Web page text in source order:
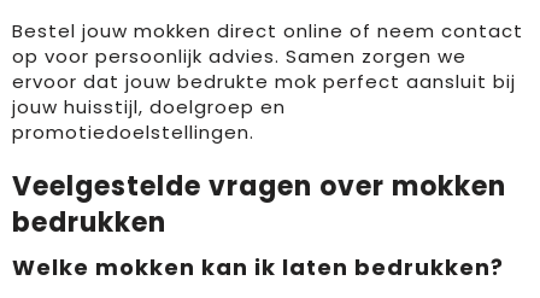
Bestel jouw mokken direct online of neem contact
op voor persoonlijk advies. Samen zorgen we
ervoor dat jouw bedrukte mok perfect aansluit bij
jouw huisstijl, doelgroep en
promotiedoelstellingen.
Veelgestelde vragen over mokken
bedrukken
Welke mokken kan ik laten bedrukken?